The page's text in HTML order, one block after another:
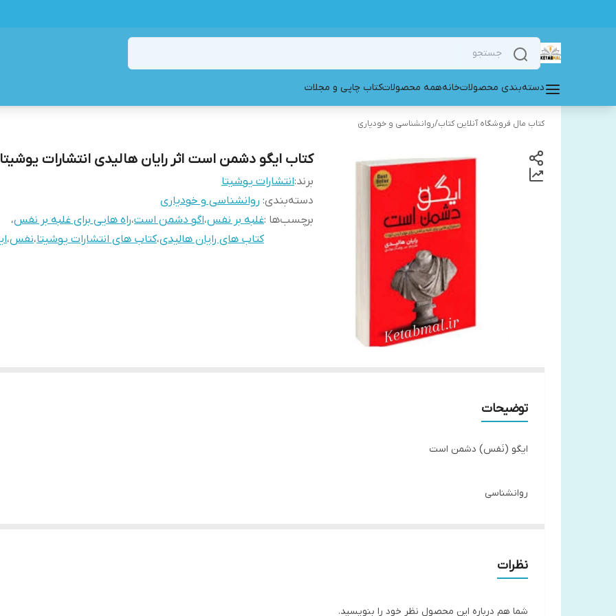
دسته‌بندی محصولاتخانههمه محصولاتکتاب چاپی و مجلات
کتاب مال فروشگاه آنلاین کتاب/روانشناسی و خودیاری
کتاب ایگو دشمن است اثر رایان هالیدی انتشارات یوشیتا
برند:انتشارات یوشیتا
دسته‌بندی: روانشناسی و خودیاری
برچسب‌ها :غلبه بر نفس،اگو دشمن است،راه هایی برای غلبه بر نفس،
کتاب های رایان هالیدی،کتاب های انتشارات یوشیتا،نفس،
توضیحات
ایگو (نَفس) دشمن است
روانشناسی
قطع: رقعی،شومیز
240 صفحه
نظرات
شما هم درباره این محصول نظر خود را بنویسید.